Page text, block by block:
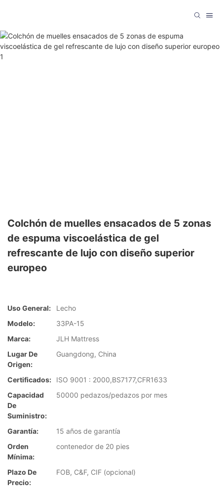
Colchón de muelles ensacados de 5 zonas
de espuma viscoelástica de gel
refrescante de lujo con diseño superior
europeo
Uso General:
Lecho
Modelo:
33PA-15
Marca:
JLH Mattress
Lugar De
Origen:
Guangdong, China
Certificados:
ISO 9001 : 2000,BS7177,CFR1633
Capacidad
De
Suministro:
50000 pedazos/pedazos por mes
Garantía:
15 años de garantía
Orden
Mínima:
contenedor de 20 pies
Plazo De
Precio:
FOB, C&F, CIF (opcional)